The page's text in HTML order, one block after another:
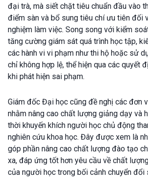
đại trà, mà siết chặt tiêu chuẩn đầu vào
điểm sàn và bổ sung tiêu chí ưu tiên đối
nghiệm làm việc. Song song với kiểm
tăng cường giám sát quá trình học tập,
các hành vi vi phạm như thi hộ hoặc sử
chỉ không hợp lệ, thể hiện qua các quyết
khi phát hiện sai phạm.
Giám đốc Đại học cũng đề nghị các đơn
nhằm nâng cao chất lượng giảng dạy và
thời khuyến khích người học chủ động
nghiên cứu khoa học. Đây được xem là
góp phần nâng cao chất lượng đào tạo
xa, đáp ứng tốt hơn yêu cầu về chất
của người học trong bối cảnh chuyển đổi